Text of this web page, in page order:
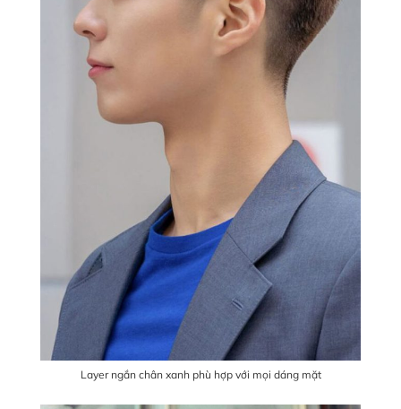
Layer ngắn chân xanh phù hợp với mọi dáng mặt